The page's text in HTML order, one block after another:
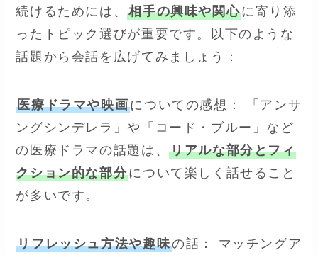
続けるためには、相手の興味や関心に寄り添
ったトピック選びが重要です。以下のような
話題から会話を広げてみましょう：
医療ドラマや映画についての感想： 「アンサ
ングシンデレラ」や「コード・ブルー」など
の医療ドラマの話題は、リアルな部分とフィ
クション的な部分について楽しく話せること
が多いです。
リフレッシュ方法や趣味の話： マッチングア